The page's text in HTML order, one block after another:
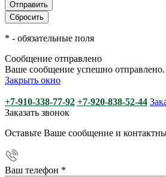
* - обязательные поля
Сообщение отправлено
Ваше сообщение успешно
Закрыть окно
+7-910-338-77-92 +7-920-838-52-44
Заказать звонок
Оставьте Ваше сообщение и
Ваш телефон *